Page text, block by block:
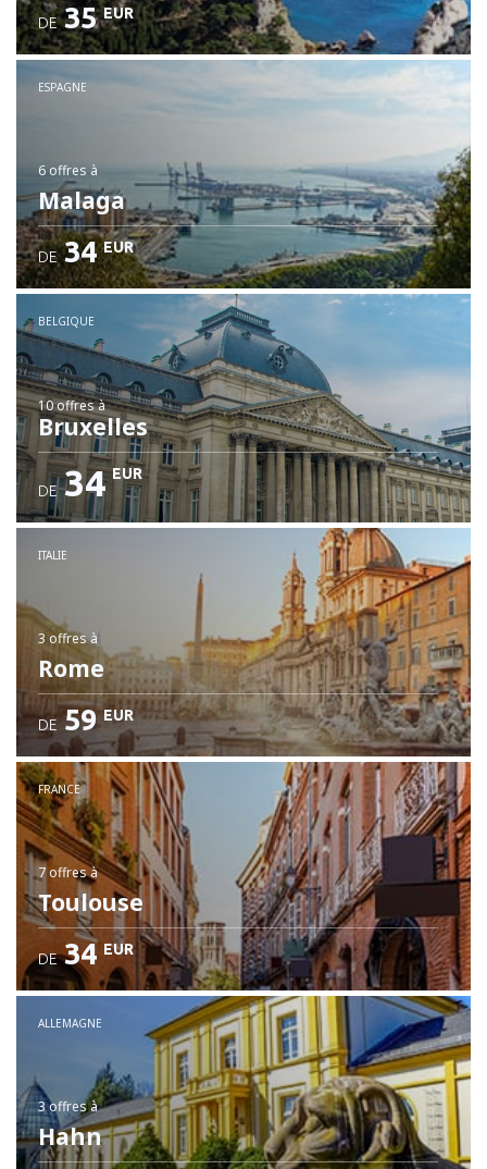
DE 35 EUR
ESPAGNE
6 offresà
Malaga
DE 34 EUR
BELGIQUE
10 offresà
Bruxelles
DE 34 EUR
ITALIE
3 offresà
Rome
DE 59 EUR
FRANCE
7 offresà
Toulouse
DE 34 EUR
ALLEMAGNE
3 offresà
Hahn